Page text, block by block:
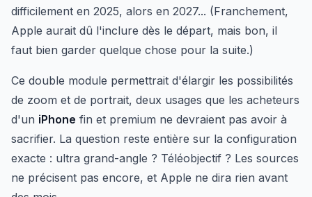
difficilement en 2025, alors en 2027... (Franchement,
Apple aurait dû l'inclure dès le départ, mais bon, il
faut bien garder quelque chose pour la suite.)
Ce double module permettrait d'élargir les possibilités
de zoom et de portrait, deux usages que les acheteurs
d'un iPhone fin et premium ne devraient pas avoir à
sacrifier. La question reste entière sur la configuration
exacte : ultra grand-angle ? Téléobjectif ? Les sources
ne précisent pas encore, et Apple ne dira rien avant